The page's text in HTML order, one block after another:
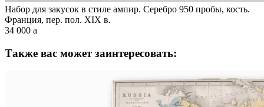
Набор для закусок в стиле ампир. Серебро 950 пробы, кость.
Франция, пер. пол. XIX в.
34 000 a
Также вас может заинтересовать: